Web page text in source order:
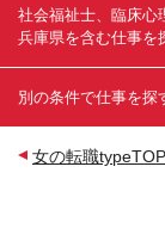
社会福祉士、臨床心
兵庫県を含む仕事を
別の条件で仕事を探
女の転職